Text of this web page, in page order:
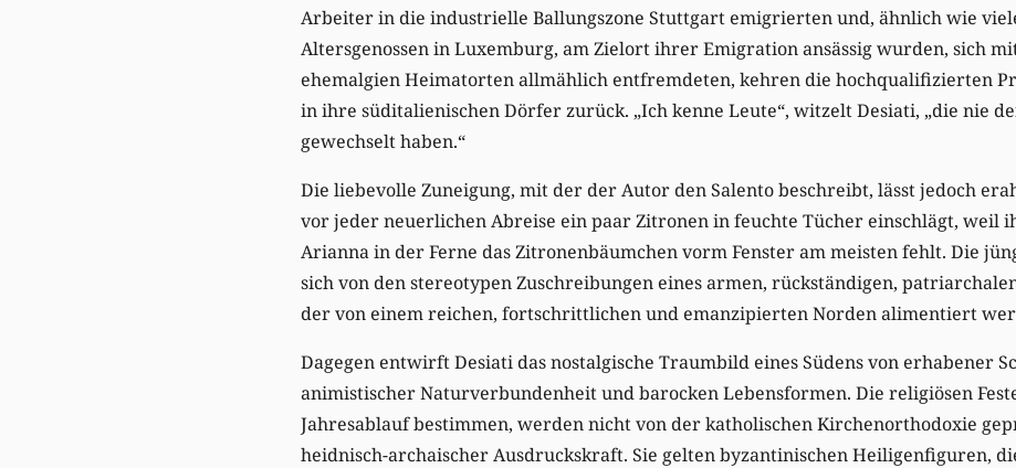
Arbeiter in die industrielle Ballungszone Stuttgart emigrierten und, ähnlich wie
Altersgenossen in Luxemburg, am Zielort ihrer Emigration ansässig wurden, sich
ehemalgien Heimatorten allmählich entfremdeten, kehren die hochqualifizierten
in ihre süditalienischen Dörfer zurück. „Ich kenne Leute“, witzelt Desiati, „die nie
gewechselt haben.“
Die liebevolle Zuneigung, mit der der Autor den Salento beschreibt, lässt jedoch
vor jeder neuerlichen Abreise ein paar Zitronen in feuchte Tücher einschlägt, weil
Arianna in der Ferne das Zitronenbäumchen vorm Fenster am meisten fehlt. Die
sich von den stereotypen Zuschreibungen eines armen, rückständigen,
der von einem reichen, fortschrittlichen und emanzipierten Norden alimentiert
Dagegen entwirft Desiati das nostalgische Traumbild eines Südens von erhabener
animistischer Naturverbundenheit und barocken Lebensformen. Die religiösen
Jahresablauf bestimmen, werden nicht von der katholischen Kirchenorthodoxie
heidnisch-archaischer Ausdruckskraft. Sie gelten byzantinischen Heiligenfiguren,